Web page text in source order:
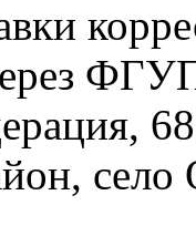
через
село